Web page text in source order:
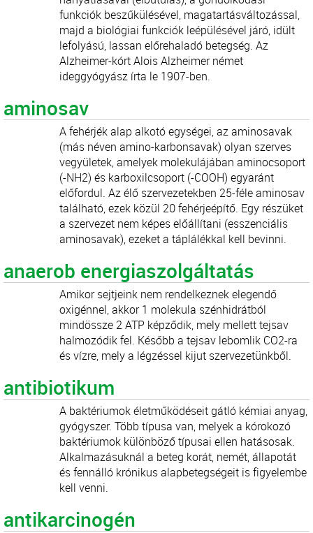
funkciók beszűkülésével, magatartásváltozással,
majd a biológiai funkciók leépülésével járó, idült
lefolyású, lassan előrehaladó betegség. Az
Alzheimer-kórt Alois Alzheimer német
ideggyógyász írta le 1907-ben.
aminosav
A fehérjék alap alkotó egységei, az aminosavak
(más néven amino-karbonsavak) olyan szerves
vegyületek, amelyek molekulájában aminocsoport
(-NH2) és karboxilcsoport (-COOH) egyaránt
előfordul. Az élő szervezetekben 25-féle aminosav
található, ezek közül 20 fehérjeépítő. Egy részüket
a szervezet nem képes előállítani (esszenciális
aminosavak), ezeket a táplálékkal kell bevinni.
anaerob energiaszolgáltatás
Amikor sejtjeink nem rendelkeznek elegendő
oxigénnel, akkor 1 molekula szénhidrátból
mindössze 2 ATP képződik, mely mellett tejsav
halmozódik fel. Később a tejsav lebomlik CO2-ra
és vízre, mely a légzéssel kijut szervezetünkből.
antibiotikum
A baktériumok életműködéseit gátló kémiai anyag,
gyógyszer. Több típusa van, melyek a kórokozó
baktériumok különböző típusai ellen hatásosak.
Alkalmazásuknál a beteg korát, nemét, állapotát
és fennálló krónikus alapbetegségeit is figyelembe
kell venni.
antikarcinogén